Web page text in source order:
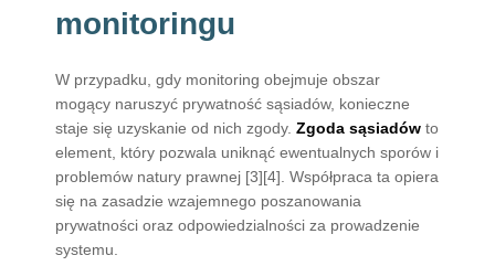
monitoringu
W przypadku, gdy monitoring obejmuje obszar
mogący naruszyć prywatność sąsiadów, konieczne
staje się uzyskanie od nich zgody.Zgoda sąsiadów to
element, który pozwala uniknąć ewentualnych sporów i
problemów natury prawnej [3][4]. Współpraca ta opiera
się na zasadzie wzajemnego poszanowania
prywatności oraz odpowiedzialności za prowadzenie
systemu.